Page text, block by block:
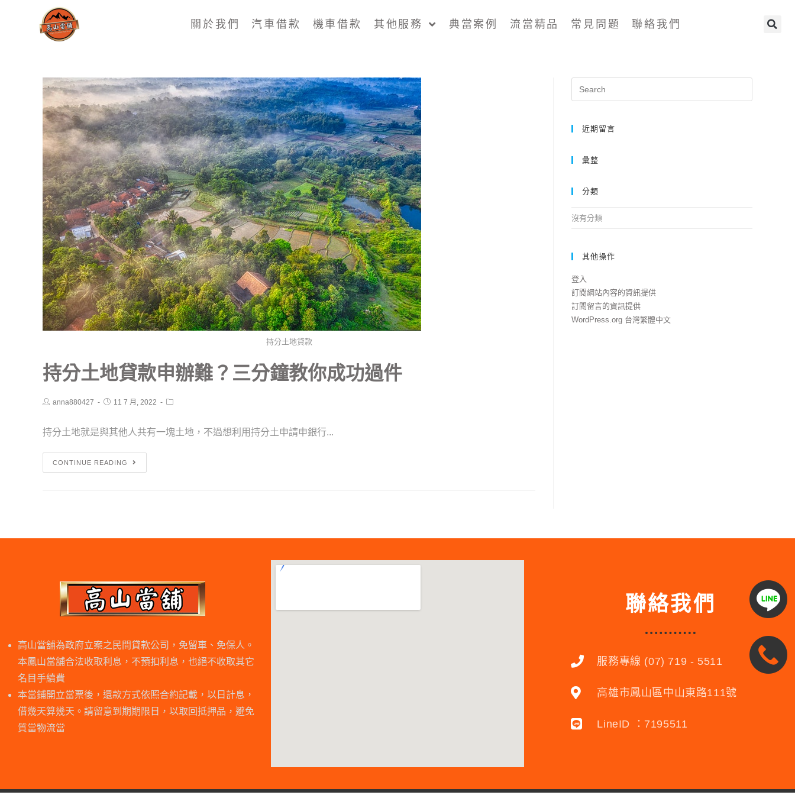
關於我們 汽車借款 機車借款 其他服務 典當案例 流當精品 常見問題 聯絡我們
持分土地貸款
持分土地貸款申辦難？三分鐘教你成功過件
anna880427 11 7 月, 2022
持分土地就是與其他人共有一塊土地，不過想利用持分土申請申銀行...
CONTINUE READING
近期留言
彙整
分類
沒有分類
其他操作
登入
訂閱網站內容的資訊提供
訂閱留言的資訊提供
WordPress.org 台灣繁體中文
高山當舖為政府立案之民間貸款公司，免留車、免保人。
本鳳山當舖合法收取利息，不預扣利息，也絕不收取其它
名目手續費
本當鋪開立當票後，還款方式依照合約記載，以日計息，
借幾天算幾天。請留意到期期限日，以取回抵押品，避免
質當物流當
聯絡我們
服務專線 (07) 719 - 5511
高雄市鳳山區中山東路111號
LineID ：7195511